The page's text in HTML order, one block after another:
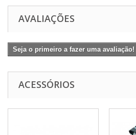
AVALIAÇÕES
Seja o primeiro a fazer uma avaliação!
ACESSÓRIOS